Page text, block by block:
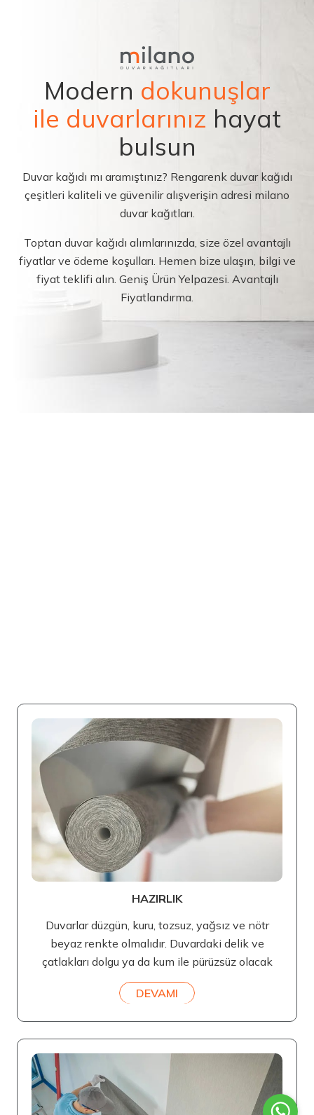
Modern dokunuşlar
ile duvarlarınız hayat
bulsun
Duvar kağıdı mı aramıştınız? Rengarenk duvar kağıdı
çeşitleri kaliteli ve güvenilir alışverişin adresi milano
duvar kağıtları.
Toptan duvar kağıdı alımlarınızda, size özel avantajlı
fiyatlar ve ödeme koşulları. Hemen bize ulaşın, bilgi ve
fiyat teklifi alın. Geniş Ürün Yelpazesi. Avantajlı
Fiyatlandırma.
HAZIRLIK
Duvarlar düzgün, kuru, tozsuz, yağsız ve nötr
beyaz renkte olmalıdır. Duvardaki delik ve
çatlakları dolgu ya da kum ile pürüzsüz olacak
DEVAMI